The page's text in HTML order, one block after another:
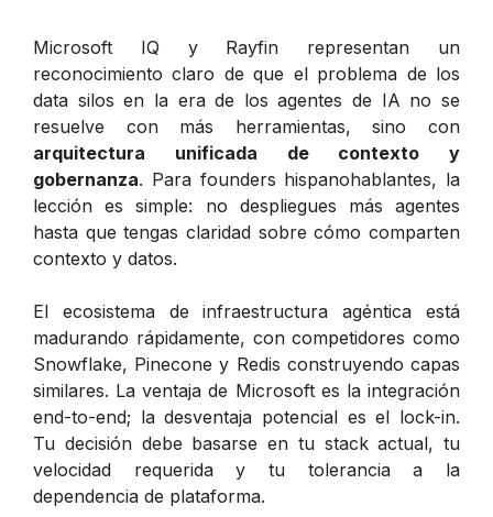
Microsoft IQ y Rayfin representan un
reconocimiento claro de que el problema de los
data silos en la era de los agentes de IA no se
resuelve con más herramientas, sino con
arquitectura unificada de contexto y
gobernanza. Para founders hispanohablantes, la
lección es simple: no despliegues más agentes
hasta que tengas claridad sobre cómo comparten
contexto y datos.
El ecosistema de infraestructura agéntica está
madurando rápidamente, con competidores como
Snowflake, Pinecone y Redis construyendo capas
similares. La ventaja de Microsoft es la integración
end-to-end; la desventaja potencial es el lock-in.
Tu decisión debe basarse en tu stack actual, tu
velocidad requerida y tu tolerancia a la
dependencia de plataforma.